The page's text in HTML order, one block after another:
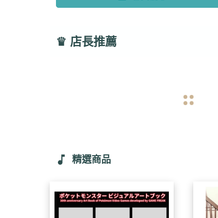
♛ 店長推薦
music_note 精選商品